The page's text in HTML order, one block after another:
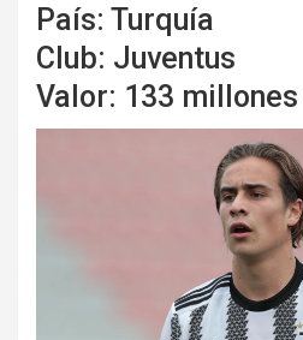
País: Turquía
Club: Juventus
Valor: 133